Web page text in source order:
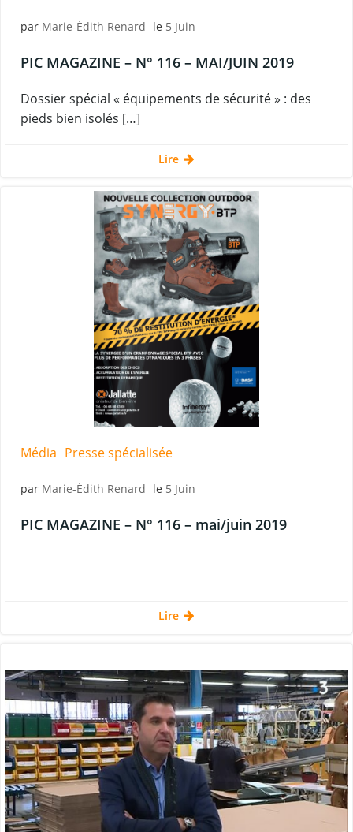
par Marie-Édith Renard le 5 Juin
PIC MAGAZINE – N° 116 – MAI/JUIN 2019
Dossier spécial « équipements de sécurité » : des
pieds bien isolés […]
Lire
Média Presse spécialisée
par Marie-Édith Renard le 5 Juin
PIC MAGAZINE – N° 116 – mai/juin 2019
Lire